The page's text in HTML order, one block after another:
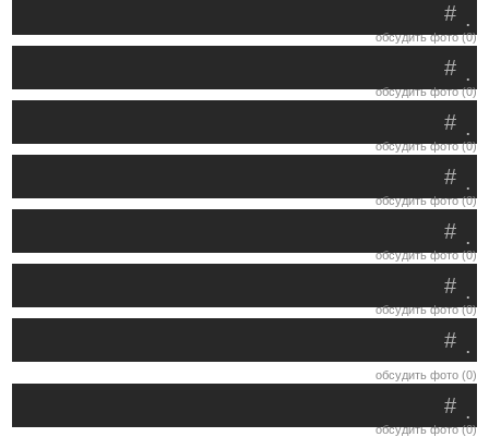
.
#
обсудить фото (0)
.
#
обсудить фото (0)
.
#
обсудить фото (0)
.
#
обсудить фото (0)
.
#
обсудить фото (0)
.
#
обсудить фото (0)
.
#
обсудить фото (0)
.
#
обсудить фото (0)